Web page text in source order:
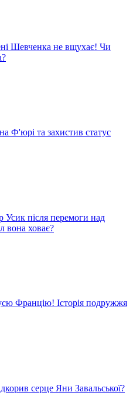
Шевченка не вщухає! Чи
Ф'юрі та захистив статус
після перемоги над
вона ховає?
Францію! Історія подружжя
серце Яни Завальської?